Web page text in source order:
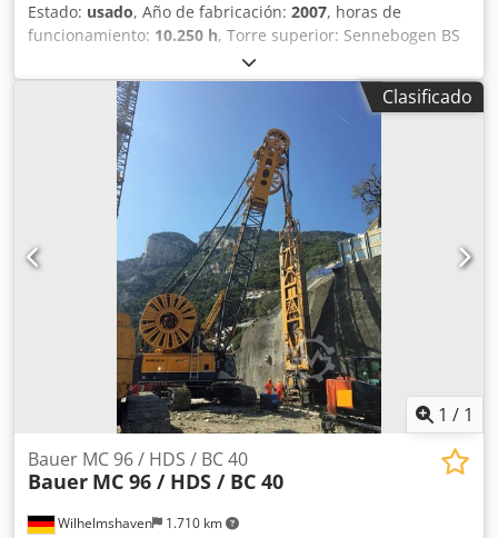
Estado: usado, Año de fabricación: 2007, horas de
funcionamiento: 10.250 h, Torre superior: Sennebogen BS
100 Codpfx Ageh Tyzbspsha Chasis inferior: Bauer UW 130
Motor: CAT C15 / 433 kW Transmisión: Bauer KDK 390 S
Barra Kelly: BK 40 / 470 Cabrestante principal: 40
toneladas Lastre: 6 + 6,5 + 11,5 toneladas Preparado para
barra Kelly, SOB/FDP, CCFA Uso previsto: Construcción Para
obtener más información, póngase en contacto con
Mohamad Fattah Ahmad.
Clasificado
1 / 1
Wilhelmshaven 1.710 km
Bauer MC 96 / HDS / BC 40
Bauer MC 96 / HDS / BC 40